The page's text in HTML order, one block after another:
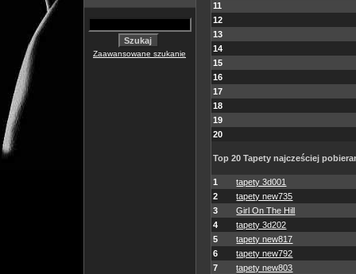
Zaawansowane szukanie
11
12
13
14
15
16
17
18
19
20
Top 20 Tapety najcześciej
1
tapety 3d001
2
tapety new735
3
Girl On The Hill
4
tapety 3d202
5
tapety new817
6
tapety new792
7
tapety new803